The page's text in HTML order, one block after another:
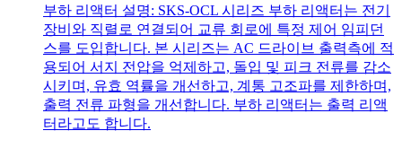
부하 리액터 설명: SKS-OCL 시리즈 부하 리액터는 전기
장비와 직렬로 연결되어 교류 회로에 특정 제어 임피던
스를 도입합니다. 본 시리즈는 AC 드라이브 출력측에 적
용되어 서지 전압을 억제하고, 돌입 및 피크 전류를 감소
시키며, 유효 역률을 개선하고, 계통 고조파를 제한하며,
출력 전류 파형을 개선합니다. 부하 리액터는 출력 리액
터라고도 합니다.